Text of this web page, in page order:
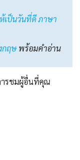
เป็นวันที่ดี ภาษา
กฤษพร้อมคําอ่าน
ารชมผู้อื่นที่คุณ